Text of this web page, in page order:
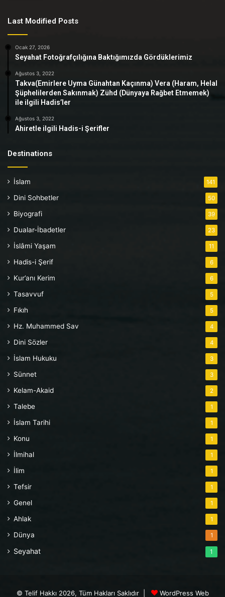
Last Modified Posts
Ocak 27, 2026
Seyahat Fotoğrafçılığına Baktığımızda Gördüklerimiz
Ağustos 3, 2022
Takva(Emirlere Uyma Günahtan Kaçınma) Vera (Haram, Helal
Şüphelilerden Sakınmak) Zühd (Dünyaya Rağbet Etmemek)
ile ilgili Hadis’ler
Ağustos 3, 2022
Ahiretle ilgili Hadis-i Şerifler
Destinations
İslam 141
Dini Sohbetler 50
Biyografi 39
Dualar-İbadetler 23
İslâmi Yaşam 11
Hadis-i Şerif 6
Kur’anı Kerim 6
Tasavvuf 5
Fıkıh 5
Hz. Muhammed Sav 4
Dini Sözler 4
İslam Hukuku 3
Sünnet 3
Kelam-Akaid 2
Talebe 1
İslam Tarihi 1
Konu 1
İlmihal 1
İlim 1
Tefsir 1
Genel 1
Ahlak 1
Dünya 1
Seyahat 1
© Telif Hakkı 2026, Tüm Hakları Saklıdır | WordPress Web